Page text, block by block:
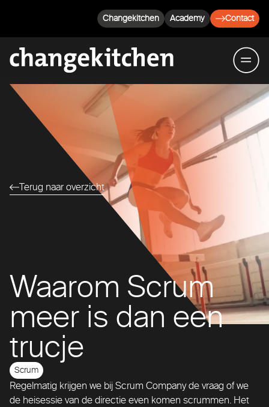
Changekitchen Academy Contact
Terug naar overzicht
Waarom Scrum
meer is dan een
trucje
Scrum
Regelmatig krijgen we bij Scrum Company de vraag of we
de heisessie van de directie even komen scrummen. Het